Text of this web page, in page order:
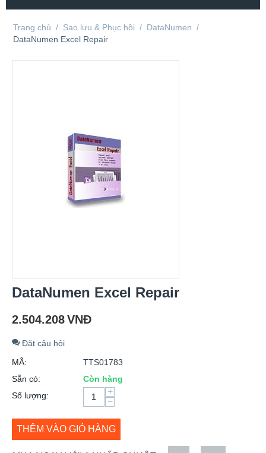
Trang chủ / Sao lưu & Phục hồi / DataNumen /
DataNumen Excel Repair
DataNumen Excel Repair
2.504.208VNĐ
Đặt câu hỏi
MÃ:
TTS01783
Sẵn có:
Còn hàng
Số lượng:
+
−
THÊM VÀO GIỎ HÀNG